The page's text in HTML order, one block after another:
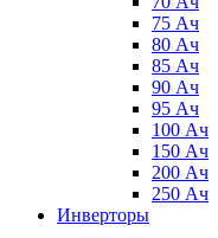
75 Ач
80 Ач
85 Ач
90 Ач
95 Ач
100 Ач
150 Ач
200 Ач
250 Ач
Инверторы